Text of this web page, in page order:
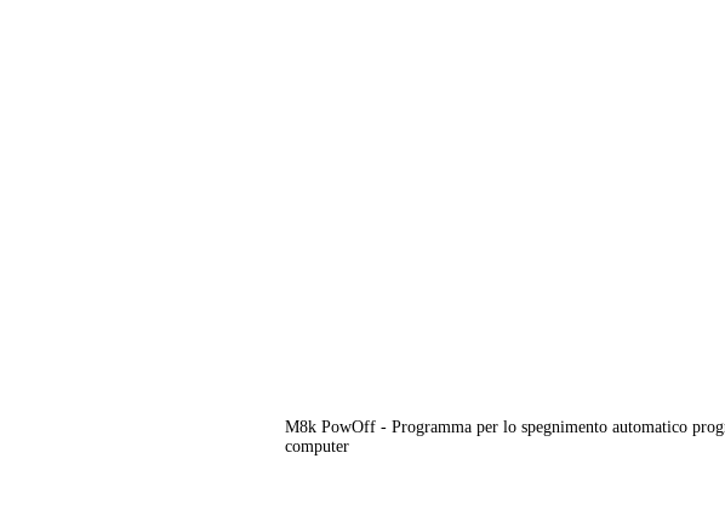
M8k PowOff - Programma per lo spegnimento automatico
computer